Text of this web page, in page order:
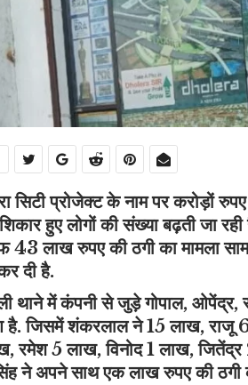
सिटी प्रोजेक्ट के नाम पर करोड़ों रुपए
हुए लोगों की संख्या बढ़ती जा
43 लाख रुपए की ठगी का मामला
दी है.
थाने में कंपनी से जुड़े गोपाल,
है. जिसमें शंकरलाल ने 15 लाख, राजू
रमेश 5 लाख, विनोद 1 लाख, जितेंद्र
ने अपने साथ एक लाख रुपए की ठगी